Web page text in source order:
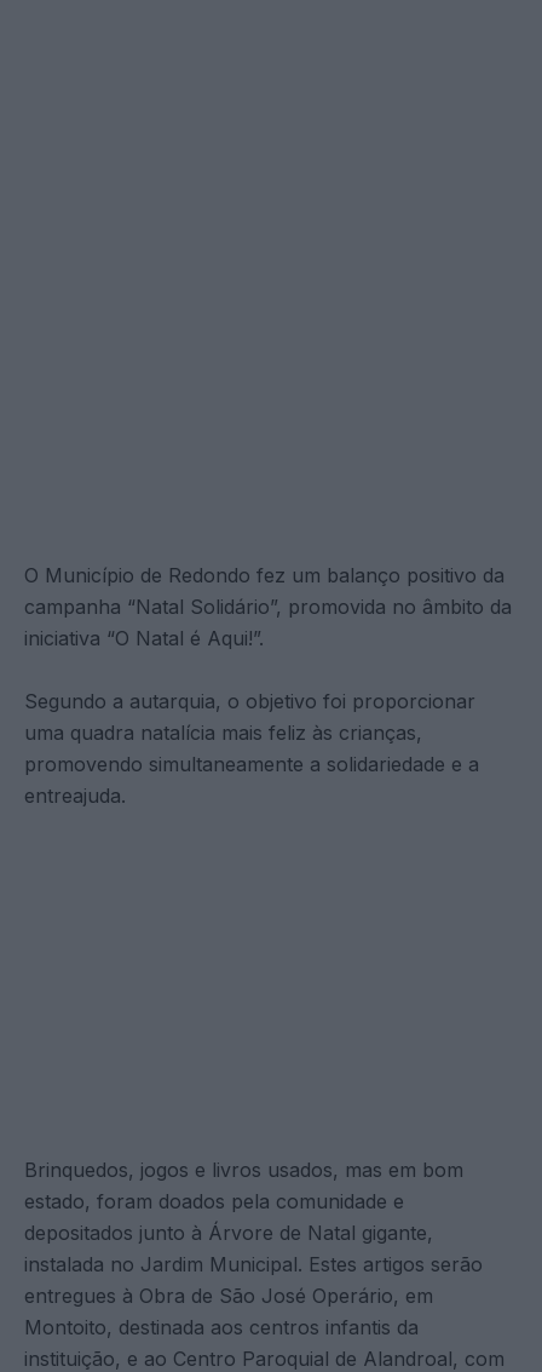
O Município de Redondo fez um balanço positivo da
campanha “Natal Solidário”, promovida no âmbito da
iniciativa “O Natal é Aqui!”.
Segundo a autarquia, o objetivo foi proporcionar
uma quadra natalícia mais feliz às crianças,
promovendo simultaneamente a solidariedade e a
entreajuda.
Brinquedos, jogos e livros usados, mas em bom
estado, foram doados pela comunidade e
depositados junto à Árvore de Natal gigante,
instalada no Jardim Municipal. Estes artigos serão
entregues à Obra de São José Operário, em
Montoito, destinada aos centros infantis da
instituição, e ao Centro Paroquial de Alandroal, com